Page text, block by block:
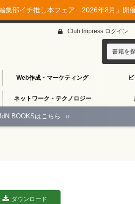
集部イチ推し本フェア 2026年8月」開
Web作成・マーケティング
ネットワーク・テクノロジー
Club Impress ログイン
書籍を
BOOKSはこちら ››
ダウンロード